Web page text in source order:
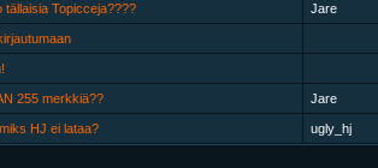
tällaisia Topicceja????
Jare
255 merkkiä?? Jare
HJ ei lataa? ugly_hj